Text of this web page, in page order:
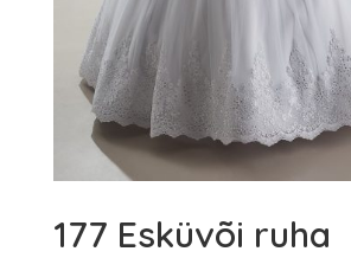
177 Esküvõi ruha